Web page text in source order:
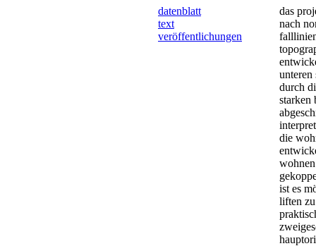
datenblatt
text
veröffentlichungen
das
nach
unteren
durch
starken
die
ist es
liften